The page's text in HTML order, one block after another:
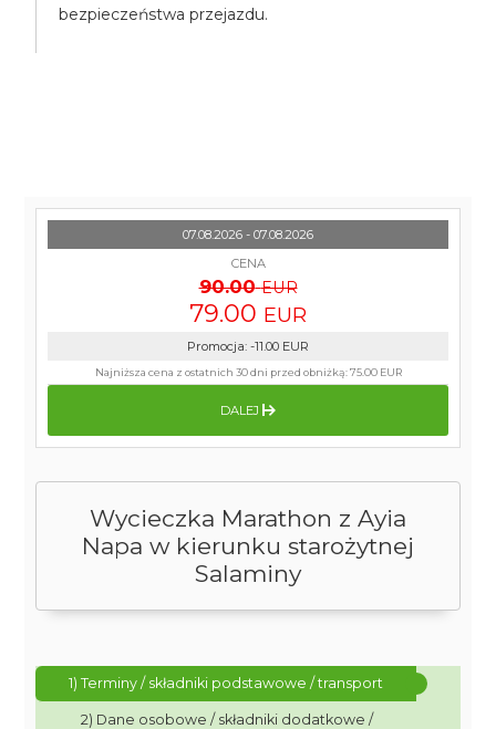
bezpieczeństwa przejazdu.
Wycieczka Marathon z Ayia
Napa w kierunku starożytnej
Salaminy
1) Terminy / składniki podstawowe / transport
2) Dane osobowe / składniki dodatkowe /
07.08.2026 - 07.08.2026
CENA
90.00 EUR
79.00 EUR
Promocja: -11.00 EUR
Najniższa cena z ostatnich 30 dni przed obniżką:75.00 EUR
DALEJ